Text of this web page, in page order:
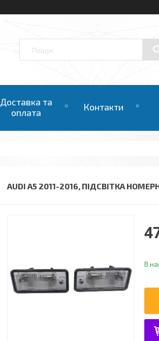
Доставка та
оплата
Контакти
AUDI A5 2011-2016, ПІДСВІТКА
В